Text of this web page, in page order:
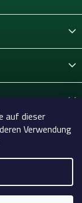
auf dieser
Verwendung
Tattoo und